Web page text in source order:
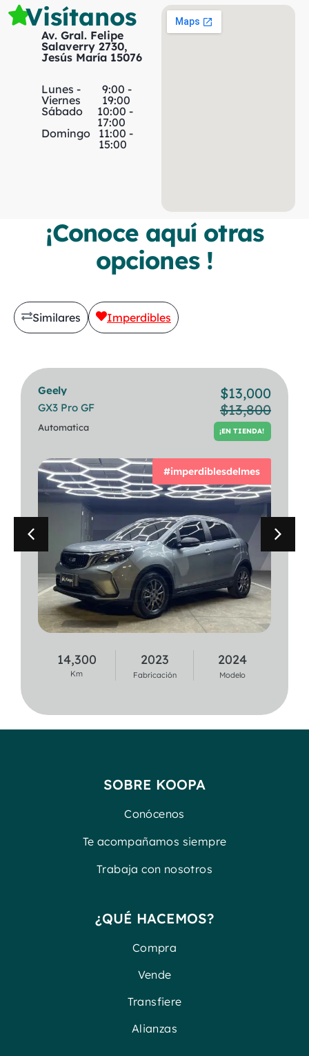
Visítanos
Av. Gral. Felipe
Salaverry 2730,
Jesús María 15076
Lunes -
Viernes
9:00 -
19:00
Sábado
10:00 -
17:00
Domingo
11:00 -
15:00
¡Conoce aquí otras
opciones !
Similares Imperdibles
Geely
GX3 Pro GF
Automatica
$13,800
$13,000
¡EN TIENDA!
#imperdiblesdelmes
14,300
Km
2023
Fabricación
2024
Modelo
Bmw
320i Berlina
Automatica
$30,500
¡EN TIENDA!
37,100
Km
2020
Fabricación
2021
Modelo
SOBRE KOOPA
Conócenos
Te acompañamos siempre
Trabaja con nosotros
¿QUÉ HACEMOS?
Compra
Vende
Transfiere
Alianzas